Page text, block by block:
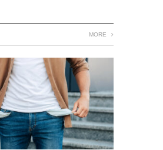
MORE